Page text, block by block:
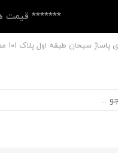
******* قیمت
سبحان طبقه اول پلاک ۱۰1 معین نور